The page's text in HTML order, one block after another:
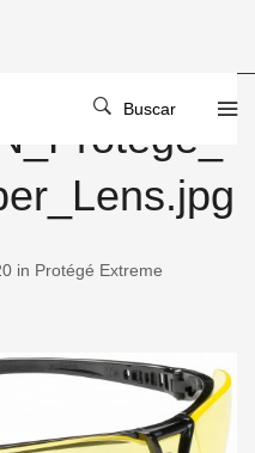
Buscar
in Protégé Extreme